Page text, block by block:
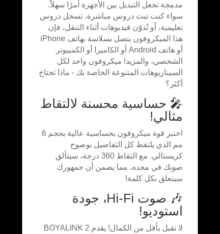
مدمجة تجعل التبديل بين الأجهزة أمرًا سهلاً.
سواء كنت تبث دروس مباشرة، تسجل دروس
تعليمية، أو تُدوّن فيديوهات أثناء التنقل، فإن
هذا الميكروفون يتصل بسلاسة بهاتف iPhone
أو هاتف Android أو الكاميرا أو الكمبيوتر
الشخصي، والمزيد! ميكروفون واحد لكل
السيناريوهات المتنوعة الخاصة بك - ماذا تحتاج
أكثر؟
🎤 حساسية محسنة لالتقاط
مثالي!
اختبر قوة ميكروفون بحساسية عالية بحجم 6
مم الذي يلتقط كل التفاصيل بوضوح
كريستالي. مع التقاط 360 درجة، سيتألق
صوتك في مجده، مما يضمن أن جمهورك
سيتعلق بكل كلمة!
🎶 صوت Hi-Fi، جودة
استوديو!
لا تقبل بأقل من الكمال! يقدم BOYALINK 2